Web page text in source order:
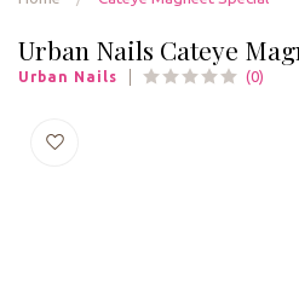
Urban Nails Cateye
Urban Nails (0)